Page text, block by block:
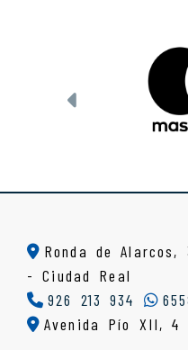
Anterior
Ronda de
-Ciudad Real
926 213 934
Avenida Pío XII, 4